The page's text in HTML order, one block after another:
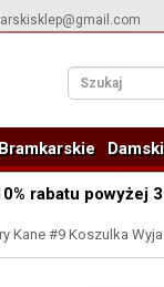
Bramkarskie
rabatu powyżej
Kane #9 Koszulka